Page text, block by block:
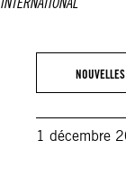
NOUVELLES
1 décembre